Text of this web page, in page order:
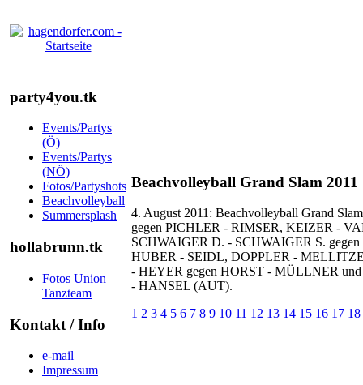
party4you.tk
Events/Partys
(Ö)
Events/Partys
(NÖ)
Fotos/Partyshots
Beachvolleyball
Summersplash
hollabrunn.tk
Fotos Union
Tanzteam
Kontakt / Info
e-mail
Impressum
Beachvolleyball Grand Slam 2011
4. August 2011: Beachvolleyball Grand
gegen PICHLER - RIMSER, KEIZER -
SCHWAIGER D. - SCHWAIGER S.
HUBER - SEIDL, DOPPLER -
- HEYER gegen HORST - MÜLLNER
- HANSEL (AUT).
1 2 3 4 5 6 7 8 9 10 11 12 13 14 15 16 17 18